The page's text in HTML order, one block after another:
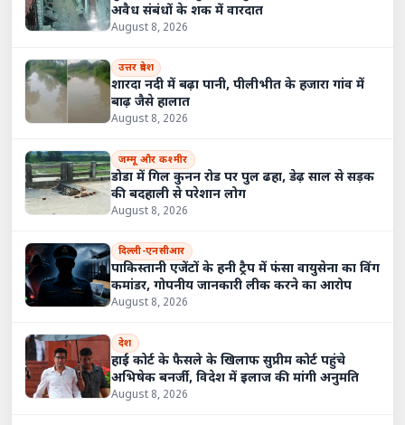
अवैध संबंधों के शक में वारदात
August 8, 2026
उत्तर प्रदेश
शारदा नदी में बढ़ा पानी, पीलीभीत के हजारा गांव में
बाढ़ जैसे हालात
August 8, 2026
जम्मू और कश्मीर
डोडा में गिल कुनन रोड पर पुल ढहा, डेढ़ साल से सड़क
की बदहाली से परेशान लोग
August 8, 2026
दिल्ली-एनसीआर
पाकिस्तानी एजेंटों के हनी ट्रैप में फंसा वायुसेना का विंग
कमांडर, गोपनीय जानकारी लीक करने का आरोप
August 8, 2026
देश
हाई कोर्ट के फैसले के खिलाफ सुप्रीम कोर्ट पहुंचे
अभिषेक बनर्जी, विदेश में इलाज की मांगी अनुमति
August 8, 2026